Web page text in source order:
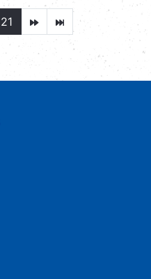
21